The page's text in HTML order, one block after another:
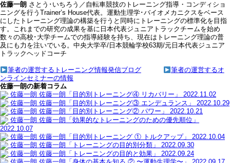
佐藤一朗 さとう･いちろう／自転車競技のトレーニング指導・コンディショ
ニングを行うTrainer’s House代表。運動生理学･バイオメカニクスをベース
にしたトレーニング理論の構築を行うと同時にトレーニングの標準化を目指
す。これまでの研究の成果を基に日本代表ジュニアトラックチームを始め
数々の高校･大学チームでの指導経験を持ち、現在はトレーニング理論の普
及にも力を注いでいる。中央大学卒/日本競輪学校63期/元日本代表ジュニア
トラックヘッドコーチ
筆者の運営するトレーニング情報発信ブログ
筆者の運営するオ
ンラインセミナーの情報
佐藤一朗の新着コラム
佐藤一朗 佐藤一朗「目的別トレーニング④ リカバリー」
2022.11.02
佐藤一朗 佐藤一朗「目的別トレーニング③ エンデュランス」
2022.10.29
佐藤一朗 佐藤一朗「目的別トレーニング② パワー」
2022.10.21
佐藤一朗 佐藤一朗「効果的なトレーニングのための優先順位」
2022.10.07
佐藤一朗 佐藤一朗「目的別トレーニング ① トルクアップ」
2022.10.04
佐藤一朗 佐藤一朗「トレーニングの目的別分類」
2022.09.30
佐藤一朗 佐藤一朗「トレーニングの目的と効果」
2022.09.24